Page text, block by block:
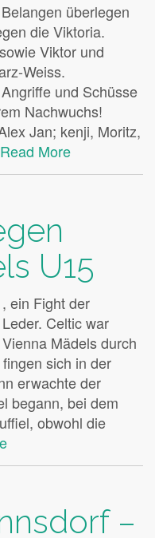
überlegen
die Viktoria.
Viktor und
Weiss.
und Schüsse
Nachwuchs!
Jan; kenji, Moritz,
Read More
U15
ein Fight der
Celtic war
Mädels durch
sich in der
erwachte der
begann, bei dem
obwohl die
–